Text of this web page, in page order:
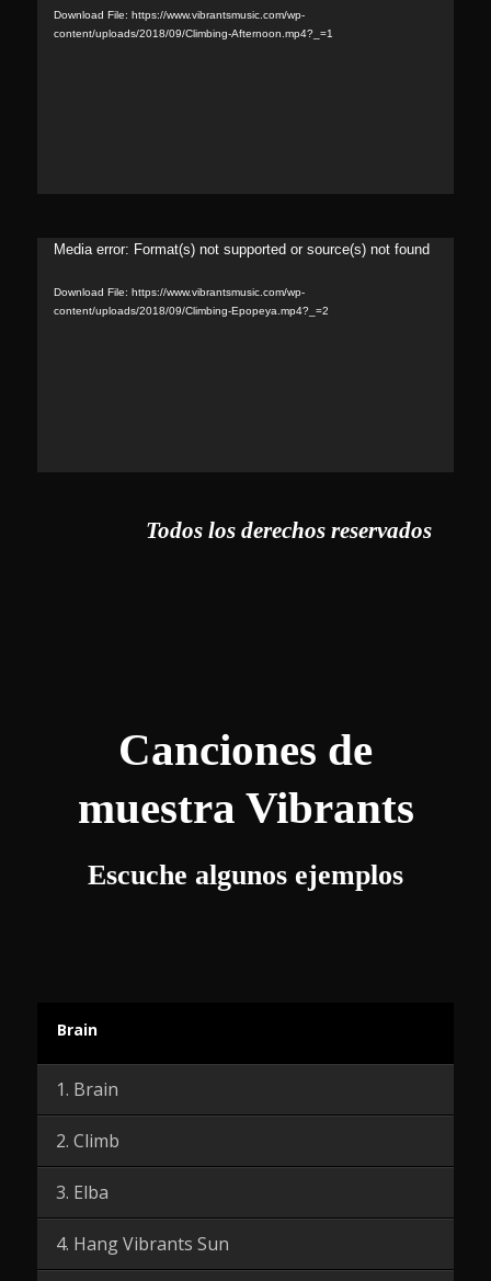
Download File: https://www.vibrantsmusic.com/wp-
content/uploads/2018/09/Climbing-Afternoon.mp4?_=1
Video
Media error: Format(s) not supported or source(s) not found
Download File: https://www.vibrantsmusic.com/wp-
content/uploads/2018/09/Climbing-Epopeya.mp4?_=2
Todos los derechos reservados
Canciones de
muestra Vibrants
Escuche algunos ejemplos
Brain
1. Brain
2. Climb
3. Elba
4. Hang Vibrants Sun